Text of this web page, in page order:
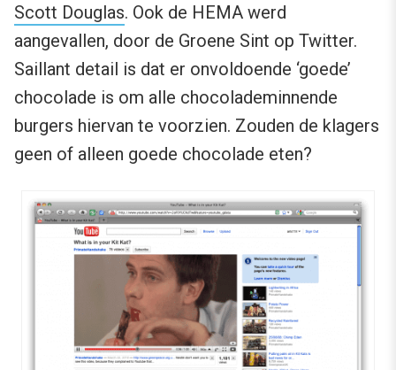
Scott Douglas. Ook de HEMA werd
aangevallen, door de Groene Sint op Twitter.
Saillant detail is dat er onvoldoende ‘goede’
chocolade is om alle chocolademinnende
burgers hiervan te voorzien. Zouden de klagers
geen of alleen goede chocolade eten?